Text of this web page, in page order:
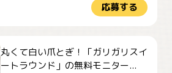
応募する
丸くて白い爪とぎ！「ガリガリスイ
ートラウンド」の無料モニター...